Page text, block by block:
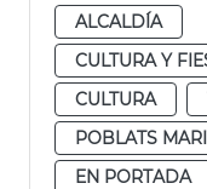
ALCALDÍA
CULTURA Y
CULTURA
POBLATS
EN PORTADA